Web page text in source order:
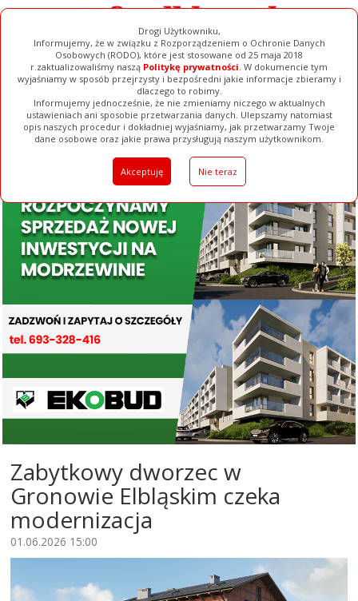
Drogi Użytkowniku,
Informujemy, że w związku z Rozporządzeniem o Ochronie Danych
Osobowych (RODO), które jest stosowane od 25 maja 2018
r.zaktualizowaliśmy naszą Politykę prywatności. W dokumencie tym
wyjaśniamy w sposób przejrzysty i bezpośredni jakie informacje zbieramy i
dlaczego to robimy.
Informujemy jednocześnie, że nie zmieniamy niczego w aktualnych
ustawieniach ani sposobie przetwarzania danych. Ulepszamy natomiast
opis naszych procedur i dokładniej wyjaśniamy, jak przetwarzamy Twoje
dane osobowe oraz jakie prawa przysługują naszym użytkownikom.
Akceptuję Nie teraz
Ogłoszenia Filmy Galerie Baza Firm Pełna Wersja
Zabytkowy dworzec w
Gronowie Elbląskim czeka
modernizacja
01.06.2026 15:00